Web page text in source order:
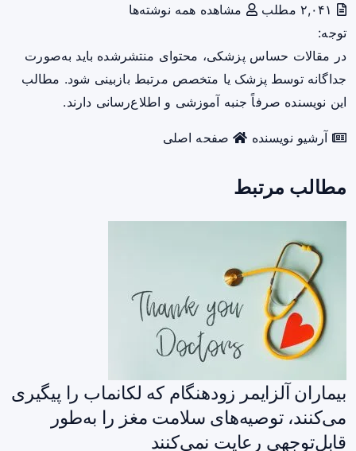
مشاهده همه نوشته‌ها
توجه:
در مقالات حساس پزشکی، محتوای منتشرشده باید به‌صورت
جداگانه توسط پزشک یا متخصص مرتبط بازبینی شود. مطالب
این نویسنده صرفاً جنبه آموزشی و اطلاع‌رسانی دارند.
آرشیو نویسنده صفحه اصلی
مطالب مرتبط
بیماران آلزایمر زودهنگام که لکانماب را پیگیری
می‌کنند، توصیه‌های سلامت مغز را به‌طور
قابل‌توجهی رعایت نمی‌کنند